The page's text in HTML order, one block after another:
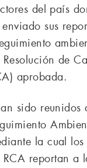
del país
sus
de
aprobada.
sido reunidos
la cual los
RCA reportan a